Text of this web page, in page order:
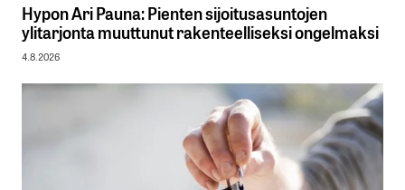
Hypon Ari Pauna: Pienten sijoitusasuntojen
ylitarjonta muuttunut rakenteelliseksi ongelmaksi
4.8.2026